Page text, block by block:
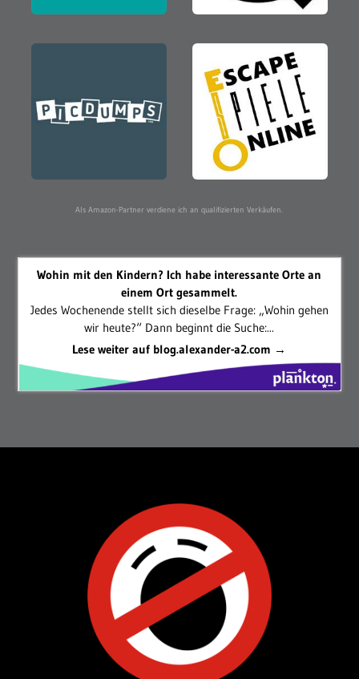
Als Amazon-Partner verdiene ich an qualifizierten Verkäufen.
Wohin mit den Kindern? Ich habe interessante Orte an
einem Ort gesammelt.
Jedes Wochenende stellt sich dieselbe Frage: „Wohin gehen
wir heute?“ Dann beginnt die Suche:...
Lese weiter auf blog.alexander-a2.com →